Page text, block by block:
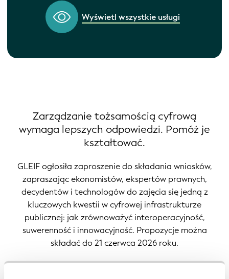
Wyświetl wszystkie usługi
Zarządzanie tożsamością cyfrową
wymaga lepszych odpowiedzi. Pomóż je
kształtować.
GLEIF ogłosiła zaproszenie do składania wniosków,
zapraszając ekonomistów, ekspertów prawnych,
decydentów i technologów do zajęcia się jedną z
kluczowych kwestii w cyfrowej infrastrukturze
publicznej: jak zrównoważyć interoperacyjność,
suwerenność i innowacyjność. Propozycje można
składać do 21 czerwca 2026 roku.